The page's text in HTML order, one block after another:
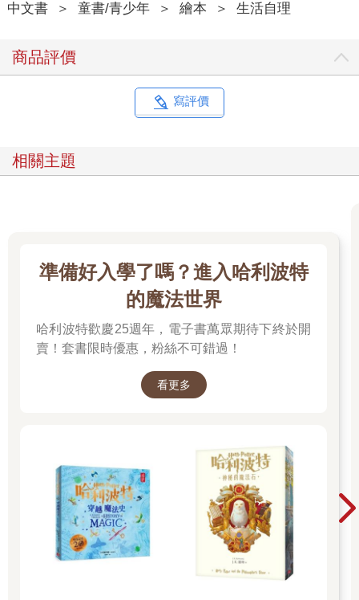
中文書 ＞ 童書/青少年 ＞ 繪本 ＞ 生活自理
商品評價
寫評價
相關主題
準備好入學了嗎？進入哈利波特
的魔法世界
哈利波特歡慶25週年，電子書萬眾期待下終於開
賣！套書限時優惠，粉絲不可錯過！
看更多